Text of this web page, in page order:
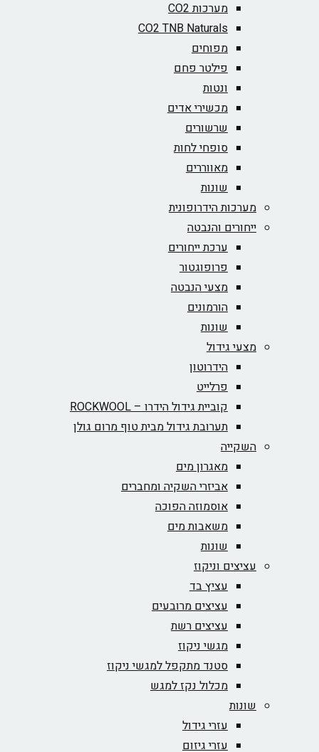
מערכות CO2
CO2 TNB Naturals
מפוחים
פילטר פחם
ונטות
מכשירי אדים
שרשורים
סופחי לחות
מאווררים
שונות
מערכות הידרופונית
ייחורים והנבטה
ערכת ייחורים
פרופוגטור
מצעי הנבטה
הורמונים
שונות
מצעי גידול
הידרוטון
פרלייט
קוביית גידול הידרו – ROCKWOOL‏
תערובת גידול מבית טוף מרום גולן
השקייה
מאגרון מים
אביזרי השקיה ומחברים
אוסמוזה הפוכה
משאבות מים
שונות
עציצים וניקוז
עציץ בד
עציצים מרובעים
עציצים רשת
מגשי ניקוז
סטנד מתקפל למגשי ניקוז
מכלול נקז למגש
שונות
עזרי גידול
עזרי גיזום